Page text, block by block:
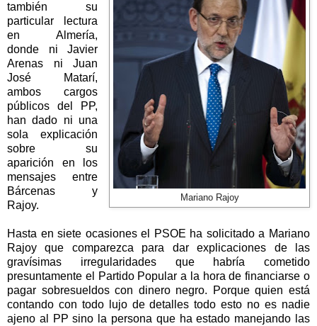
Mariano Rajoy
también su
particular lectura
en Almería,
donde ni Javier
Arenas ni Juan
José Matarí,
ambos cargos
públicos del PP,
han dado ni una
sola explicación
sobre su
aparición en los
mensajes entre
Bárcenas y
Rajoy.
Hasta en siete ocasiones el PSOE ha solicitado a Mariano
Rajoy que comparezca para dar explicaciones de las
gravísimas irregularidades que habría cometido
presuntamente el Partido Popular a la hora de financiarse o
pagar sobresueldos con dinero negro. Porque quien está
contando con todo lujo de detalles todo esto no es nadie
ajeno al PP sino la persona que ha estado manejando las